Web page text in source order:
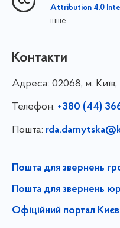
Attribution 4.0
інше
Контакти
Адреса: 02068, м. Київ,
Телефон: +380 (44)
Пошта:
Пошта для звернень
Пошта для звернень
Офіційний портал